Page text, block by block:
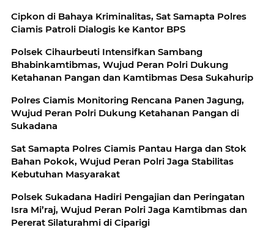
Cipkon di Bahaya Kriminalitas, Sat Samapta Polres
Ciamis Patroli Dialogis ke Kantor BPS
Polsek Cihaurbeuti Intensifkan Sambang
Bhabinkamtibmas, Wujud Peran Polri Dukung
Ketahanan Pangan dan Kamtibmas Desa Sukahurip
Polres Ciamis Monitoring Rencana Panen Jagung,
Wujud Peran Polri Dukung Ketahanan Pangan di
Sukadana
Sat Samapta Polres Ciamis Pantau Harga dan Stok
Bahan Pokok, Wujud Peran Polri Jaga Stabilitas
Kebutuhan Masyarakat
Polsek Sukadana Hadiri Pengajian dan Peringatan
Isra Mi’raj, Wujud Peran Polri Jaga Kamtibmas dan
Pererat Silaturahmi di Ciparigi